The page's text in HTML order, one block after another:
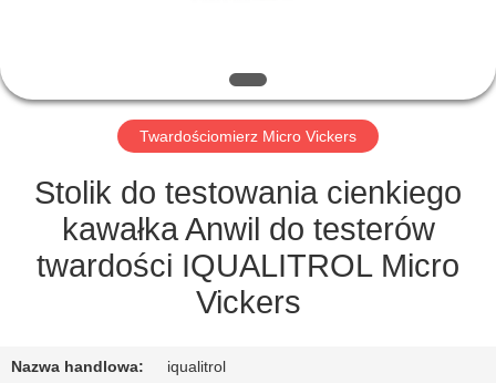
KONTROLA
JAKOŚCI
SITEMAP
Twardościomierz Micro Vickers
Stolik do testowania cienkiego
kawałka Anwil do testerów
twardości IQUALITROL Micro
Vickers
Nazwa handlowa: iqualitrol